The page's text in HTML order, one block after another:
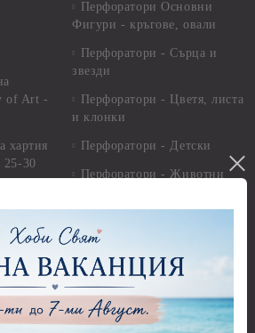
of Art -
хартия
30
х
- Други
Перфоратори Основни
Фигури - кръгове, овали
Перфоратори - Сърца и
звезди
Перфоратори - Цветя, листа
и клонки
Перфоратори - Детски
Перфоратори - Животни
Грунд и почистващи
разтвори
Платна за рисуване